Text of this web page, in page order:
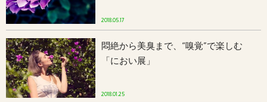
2018.05.17
悶絶から美臭まで、“嗅覚”で楽しむ
「におい展」
2018.01.25